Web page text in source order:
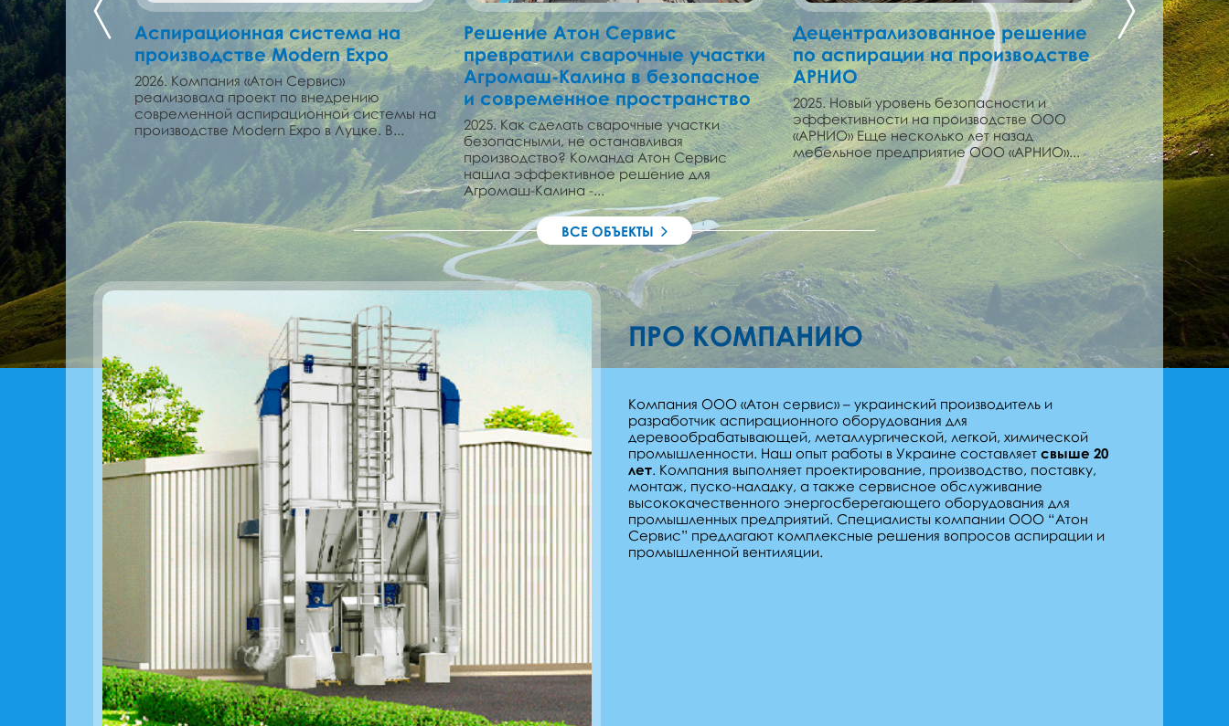
с
и ДСП
внедрила на
систему
Аспирационная система на
производстве Modern Expo
2026. Компания «Атон Сервис»
реализовала проект по внедрению
современной аспирационной системы на
производстве Modern Expo в Луцке. В...
Решение Атон Сервис
превратили сварочные участки
Агромаш-Калина в безопасное
и современное пространство
2025. Как сделать сварочные участки
безопасными, не останавливая
производство? Команда Атон Сервис
нашла эффективное решение для
Агромаш-Калина -...
Децентрализованное решение
по аспирации на производстве
АРНИО
2025. Новый уровень безопасности и
эффективности на производстве ООО
«АРНИО» Еще несколько лет назад
мебельное предприятие ООО «АРНИО»...
на заводе
2025 год. На
завершили
системы
модернизации
ВСЕ ОБЪЕКТЫ
ПРО КОМПАНИЮ
Компания ООО «Атон сервис» – украинский производитель и
разработчик аспирационного оборудования для
деревообрабатывающей, металлургической, легкой, химической
промышленности. Наш опыт работы в Украине составляет свыше 20
лет. Компания выполняет проектирование, производство, поставку,
монтаж, пуско-наладку, а также сервисное обслуживание
высококачественного энергосберегающего оборудования для
промышленных предприятий. Специалисты компании ООО “Атон
Сервис” предлагают комплексные решения вопросов аспирации и
промышленной вентиляции.